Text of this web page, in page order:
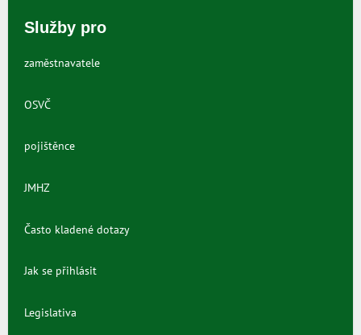
Služby pro
zaměstnavatele
OSVČ
pojištěnce
JMHZ
Často kladené dotazy
Jak se přihlásit
Legislativa